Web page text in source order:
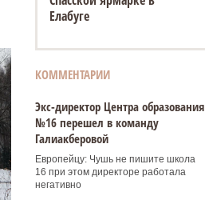
Елабуге
КОММЕНТАРИИ
Экс-директор Центра образования
№16 перешел в команду
Галиакберовой
Европейцу: Чушь не пишите школа
16 при этом директоре работала
негативно